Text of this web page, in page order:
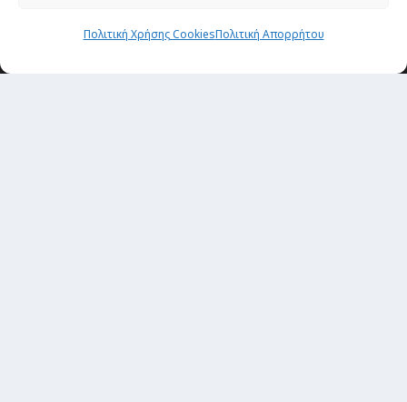
Πολιτική Χρήσης CookiesΠολιτική Απορρήτου